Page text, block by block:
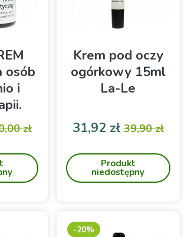
osób
i
po
i
podstawowa
zł
Krem pod oczy
ogórkowy 15ml
La-Le
marki La-Le to naturalny
kosmetyk, który nawilża,
redukuje opuchliznę i
ogórecznika.
Cena
31,92 złCena
39,90 zł
Produkt
niedostępny
-20%